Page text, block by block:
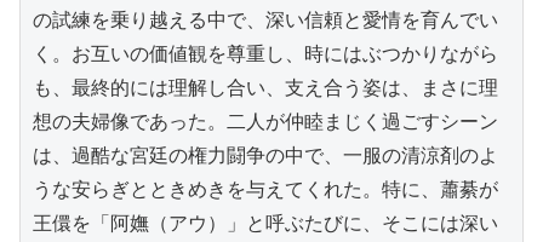
の試練を乗り越える中で、深い信頼と愛情を育んでい
く。お互いの価値観を尊重し、時にはぶつかりながら
も、最終的には理解し合い、支え合う姿は、まさに理
想の夫婦像であった。二人が仲睦まじく過ごすシーン
は、過酷な宮廷の権力闘争の中で、一服の清涼剤のよ
うな安らぎとときめきを与えてくれた。特に、蕭綦が
王儇を「阿嫵（アウ）」と呼ぶたびに、そこには深い